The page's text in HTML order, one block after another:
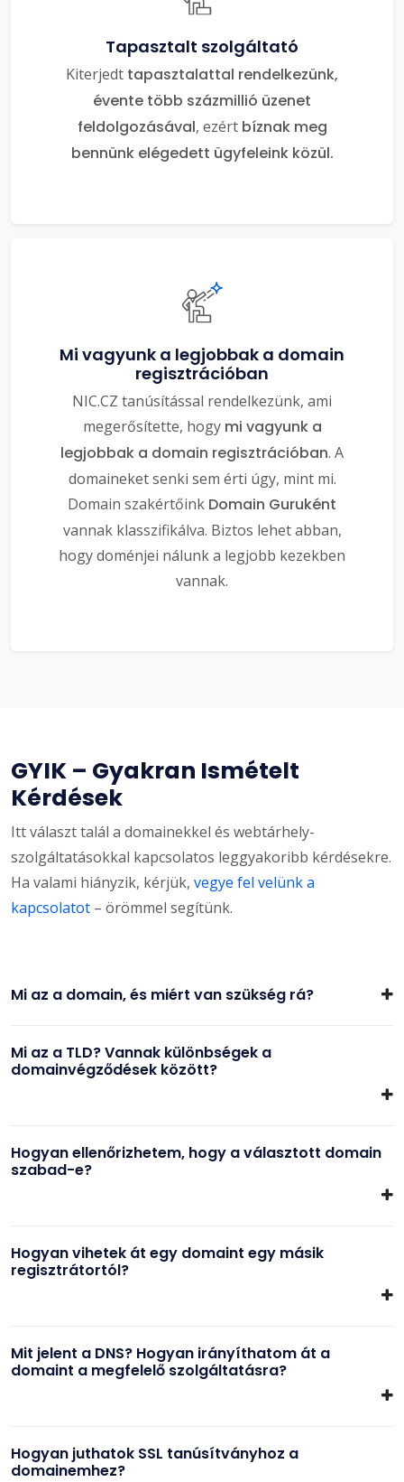
Tapasztalt szolgáltató
Kiterjedt tapasztalattal rendelkezünk,
évente több százmillió üzenet
feldolgozásával, ezért bíznak meg
bennünk elégedett ügyfeleink közül.
Mi vagyunk a legjobbak a domain
regisztrációban
NIC.CZ tanúsítással rendelkezünk, ami
megerősítette, hogy mi vagyunk a
legjobbak a domain regisztrációban. A
domaineket senki sem érti úgy, mint mi.
Domain szakértőink Domain Guruként
vannak klasszifikálva. Biztos lehet abban,
hogy doménjei nálunk a legjobb kezekben
vannak.
GYIK – Gyakran Ismételt
Kérdések
Itt választ talál a domainekkel és webtárhely-
szolgáltatásokkal kapcsolatos leggyakoribb kérdésekre.
Ha valami hiányzik, kérjük, vegye fel velünk a
kapcsolatot – örömmel segítünk.
Mi az a domain, és miért van szükség rá?
Mi az a TLD? Vannak különbségek a
domainvégződések között?
Hogyan ellenőrizhetem, hogy a választott domain
szabad-e?
Hogyan vihetek át egy domaint egy másik
regisztrátortól?
Mit jelent a DNS? Hogyan irányíthatom át a
domaint a megfelelő szolgáltatásra?
Hogyan juthatok SSL tanúsítványhoz a
domainemhez?